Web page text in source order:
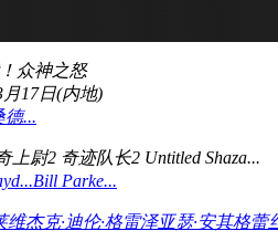
众神之怒
月17日(内地)
德...
上尉2 奇迹队长2 Untitled Shaza...
Bill Parke...
维杰克·迪伦·格雷泽亚瑟·安其格蕾